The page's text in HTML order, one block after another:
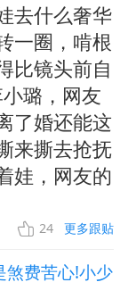
去什么奢华
一圈，啃根
比镜头前自
璐，网友
了婚还能这
来撕去抢抚
娃，网友的
24 更多跟贴
煞费苦心!小少